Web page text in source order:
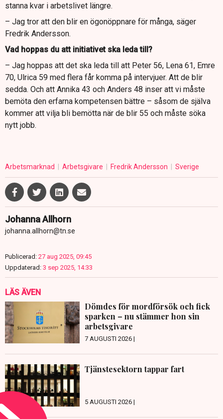
stanna kvar i arbetslivet längre.
– Jag tror att den blir en ögonöppnare för många, säger
Fredrik Andersson.
Vad hoppas du att initiativet ska leda till?
– Jag hoppas att det ska leda till att Peter 56, Lena 61, Emre
70, Ulrica 59 med flera får komma på intervjuer. Att de blir
sedda. Och att Annika 43 och Anders 48 inser att vi måste
bemöta den erfarna kompetensen bättre – såsom de själva
kommer att vilja bli bemötta när de blir 55 och måste söka
nytt jobb.
Arbetsmarknad Arbetsgivare Fredrik Andersson Sverige
Johanna Allhorn
johanna.allhorn@tn.se
Publicerad: 27 aug 2025, 09:45
Uppdaterad: 3 sep 2025, 14:33
LÄS ÄVEN
Dömdes för mordförsök och fick
sparken – nu stämmer hon sin
arbetsgivare
7 AUGUSTI 2026 |
Tjänstesektorn tappar fart
5 AUGUSTI 2026 |